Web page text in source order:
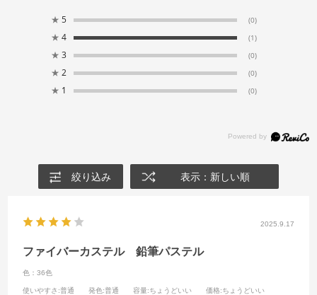
★ 5 (0)
★ 4 (1)
★ 3 (0)
★ 2 (0)
★ 1 (0)
絞り込み 表示：新しい順
2025.9.17
ファイバーカステル 鉛筆パステル
色：36色
使いやすさ :普通 発色:普通 容量:ちょうどいい 価格:ちょうどいい